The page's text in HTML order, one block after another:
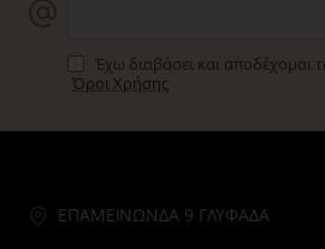
Έχω διαβάσει και αποδέχομαι
Όροι Χρήσης
ΕΠΑΜΕΙΝΩΝΔΑ 9 ΓΛΥΦΑΔΑ